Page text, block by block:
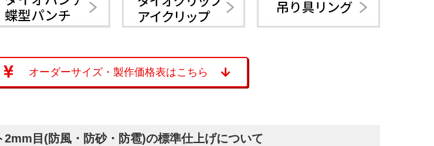
オーダーサイズ・ 製作価格表はこちら
2mm目(防風・防砂・防雹)の標準仕上げについて